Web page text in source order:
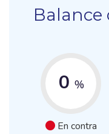
Balance
0 %
En contra